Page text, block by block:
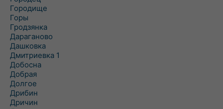
Городище
Горы
Гродзянка
Дараганово
Дашковка
Дмитриевка 1
Добосна
Добрая
Долгое
Дрибин
Дричин